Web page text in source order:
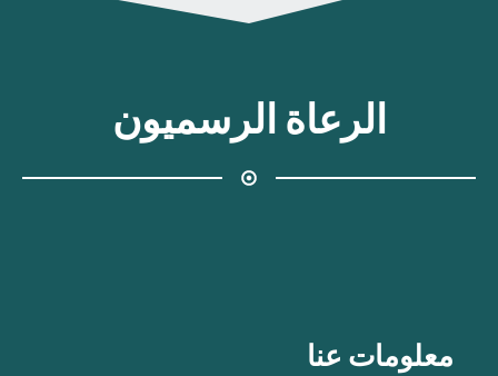
الرعاة الرسميون
معلومات عنا